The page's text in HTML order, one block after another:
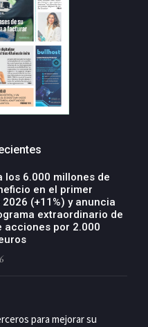
los 6.000 millones de
en el primer
(+11%) y anuncia
extraordinario de
acciones por 2.000
con un modelo global
presente en siete
para mejorar su